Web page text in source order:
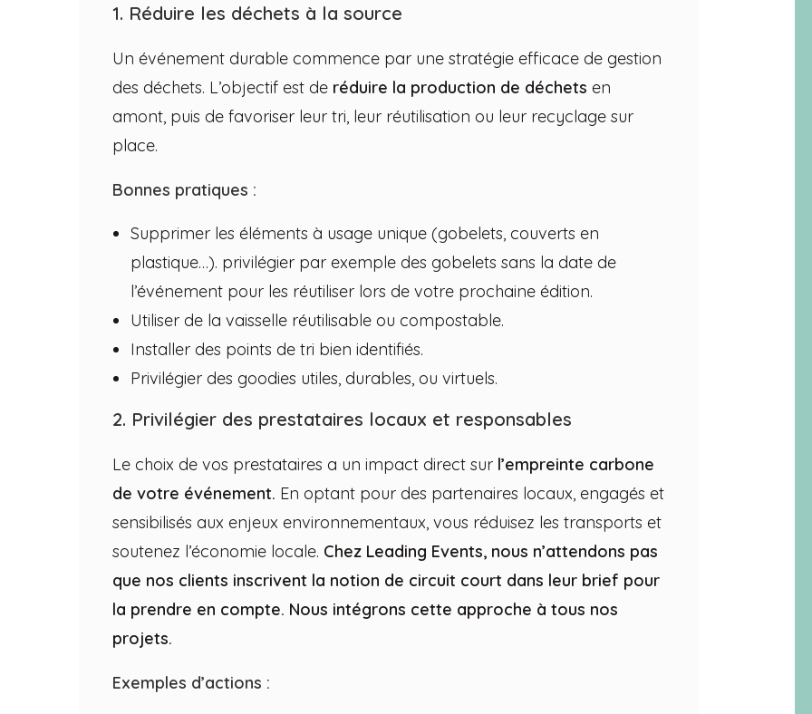
1. Réduire les déchets à la source
Un événement durable commence par une stratégie efficace de gestion
des déchets. L’objectif est de réduire la production de déchets en
amont, puis de favoriser leur tri, leur réutilisation ou leur recyclage sur
place.
Bonnes pratiques :
Supprimer les éléments à usage unique (gobelets, couverts en
plastique…). privilégier par exemple des gobelets sans la date de
l’événement pour les réutiliser lors de votre prochaine édition.
Utiliser de la vaisselle réutilisable ou compostable.
Installer des points de tri bien identifiés.
Privilégier des goodies utiles, durables, ou virtuels.
2. Privilégier des prestataires locaux et responsables
Le choix de vos prestataires a un impact direct sur l’empreinte carbone
de votre événement. En optant pour des partenaires locaux, engagés et
sensibilisés aux enjeux environnementaux, vous réduisez les transports et
soutenez l’économie locale. Chez Leading Events, nous n’attendons pas
que nos clients inscrivent la notion de circuit court dans leur brief pour
la prendre en compte. Nous intégrons cette approche à tous nos
projets.
Exemples d’actions :